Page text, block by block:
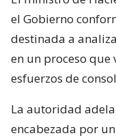
el Gobierno
destinada a
en un proceso que
esfuerzos de
La autoridad
encabezada por